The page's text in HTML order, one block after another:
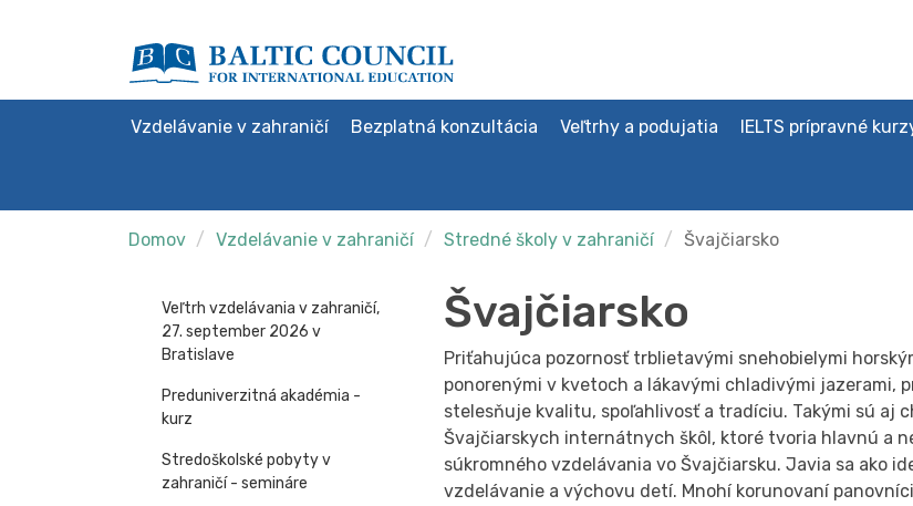
Vzdelávanie v zahraničí Bezplatná konzultácia Veľtrhy a podujatia IELTS prípravné
Domov Vzdelávanie v zahraničí Stredné školy v zahraničí Švajčiarsko
Veľtrh vzdelávania v zahraničí,
27. september 2026 v
Bratislave
Preduniverzitná akadémia -
kurz
Stredoškolské pobyty v
zahraničí - semináre
Švajčiarsko
Priťahujúca pozornosť trblietavými snehobielymi
ponorenými v kvetoch a lákavými chladivými jazerami,
stelesňuje kvalitu, spoľahlivosť a tradíciu. Takými sú aj
Švajčiarskych internátnych škôl, ktoré tvoria hlavnú a
súkromného vzdelávania vo Švajčiarsku. Javia sa ako
vzdelávanie a výchovu detí. Mnohí korunovaní